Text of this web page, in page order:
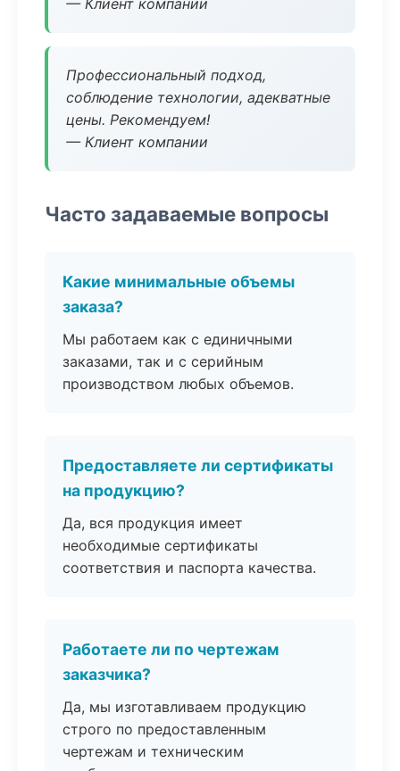
— Клиент компании
Профессиональный подход,
соблюдение технологии, адекватные
цены. Рекомендуем!
— Клиент компании
Часто задаваемые вопросы
Какие минимальные объемы
заказа?
Мы работаем как с единичными
заказами, так и с серийным
производством любых объемов.
Предоставляете ли сертификаты
на продукцию?
Да, вся продукция имеет
необходимые сертификаты
соответствия и паспорта качества.
Работаете ли по чертежам
заказчика?
Да, мы изготавливаем продукцию
строго по предоставленным
чертежам и техническим